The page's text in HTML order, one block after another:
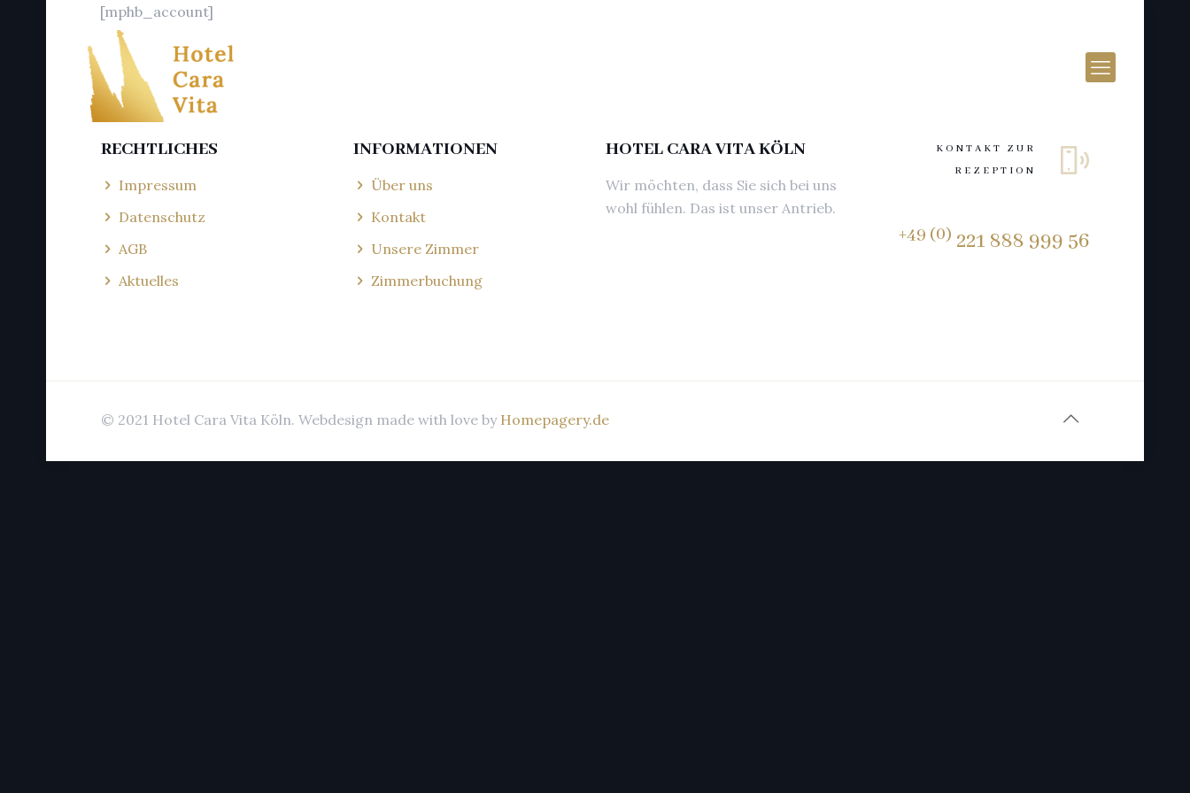
[mphb_account]
RECHTLICHES
Impressum
Datenschutz
AGB
Aktuelles
INFORMATIONEN
Über uns
Kontakt
Unsere Zimmer
Zimmerbuchung
HOTEL CARA VITA KÖLN
Wir möchten, dass Sie sich bei uns
wohl fühlen. Das ist unser Antrieb.
KONTAKT ZUR
REZEPTION
+49 (0) 221 888 999 56
© 2021 Hotel Cara Vita Köln. Webdesign made with love by Homepagery.de